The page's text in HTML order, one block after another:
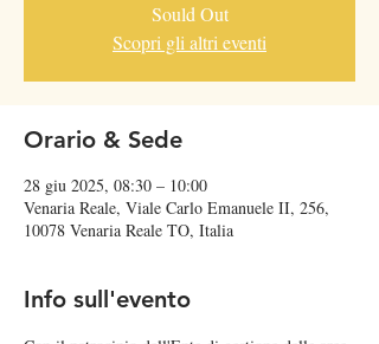
Sould Out
Scopri gli altri eventi
Orario & Sede
28 giu 2025, 08:30 – 10:00
Venaria Reale, Viale Carlo Emanuele II, 256,
10078 Venaria Reale TO, Italia
Info sull'evento